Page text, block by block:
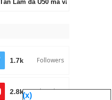
U50 mà vẫn trẻ như gái đôi
1.7k Followers
2.8k Subscribes
(x)